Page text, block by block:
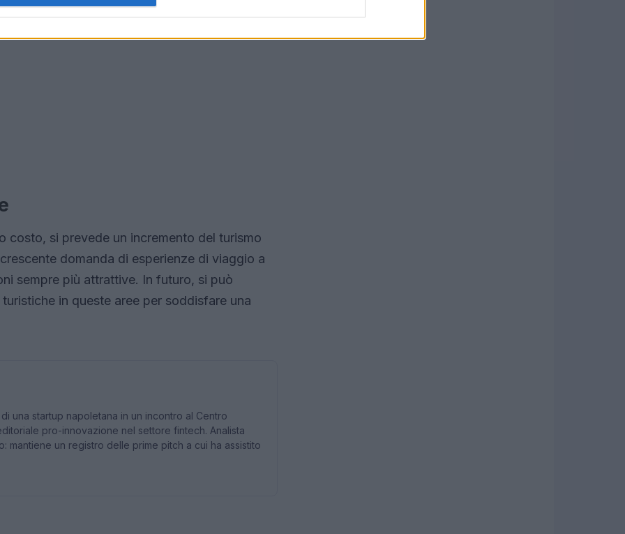
costo, si prevede un incremento del turismo
domanda di esperienze di viaggio a
sempre più attrattive. In futuro, si può
in queste aree per soddisfare una
una startup napoletana in un incontro al Centro
pro-innovazione nel settore fintech. Analista
mantiene un registro delle prime pitch a cui ha assistito